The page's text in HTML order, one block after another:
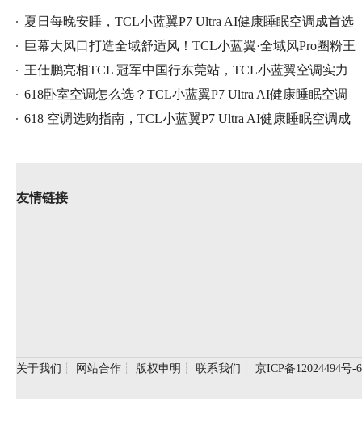
夏日每晚安睡，TCL小蓝翼P7 Ultra AI健康睡眠空调成首选
巨幕大风口打造全域舒适风！TCL小蓝翼·全域风Pro圈粉王
王仕鹏亮相TCL 冠军中国行东莞站，TCL小蓝翼空调实力
圈
618卧室空调怎么选？TCL小蓝翼P7 Ultra AI健康睡眠空调
凭实
618 空调选购指南，TCL小蓝翼P7 Ultra AI健康睡眠空调成
友情链接
关于我们 ┊ 网站合作 ┊ 版权申明 ┊ 联系我们 ┊ 京ICP备12024494号-